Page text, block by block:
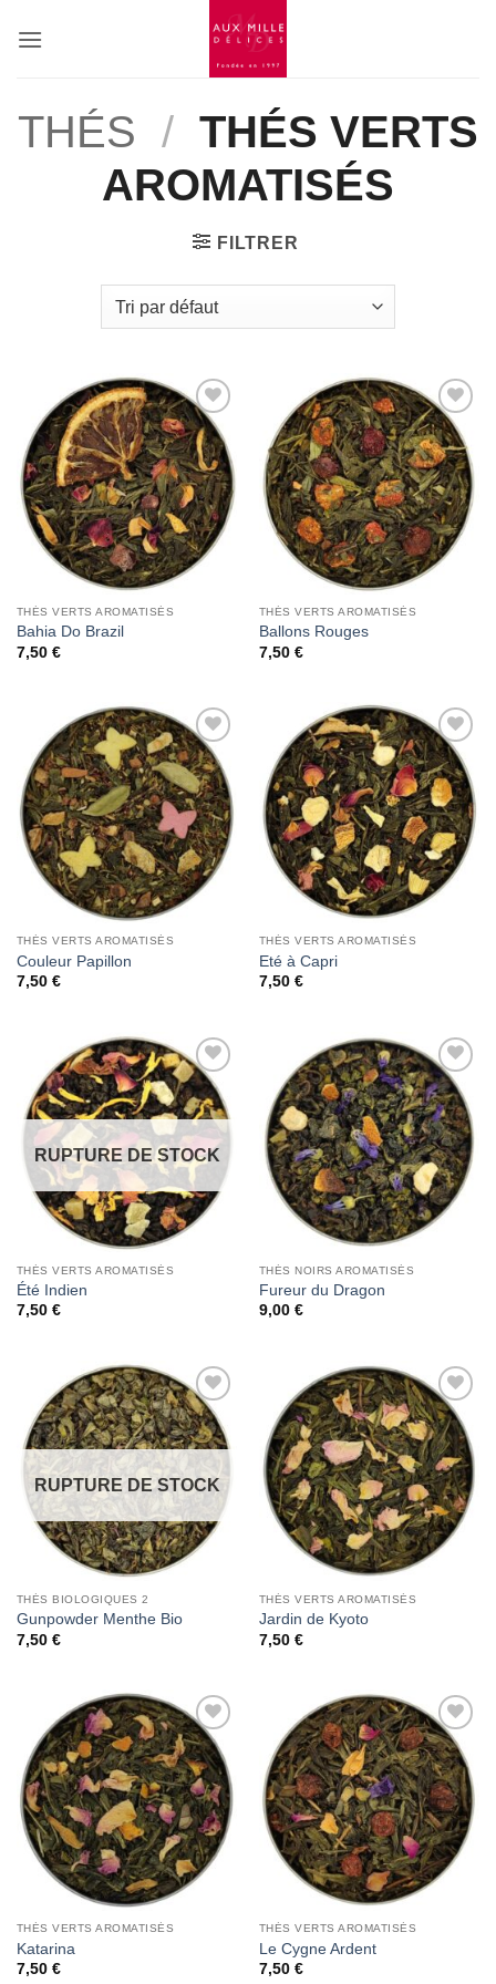
THÉS / THÉS VERTS
AROMATISÉS
FILTRER
Add to
Wishlist
THÉS VERTS AROMATISÉS
Bahia Do Brazil
7,50 €
Add to
Wishlist
THÉS VERTS AROMATISÉS
Ballons Rouges
7,50 €
Add to
Wishlist
THÉS VERTS AROMATISÉS
Couleur Papillon
7,50 €
Add to
Wishlist
THÉS VERTS AROMATISÉS
Eté à Capri
7,50 €
Add to
Wishlist
RUPTURE DE STOCK
THÉS VERTS AROMATISÉS
Été Indien
7,50 €
Add to
Wishlist
THÉS NOIRS AROMATISÉS
Fureur du Dragon
9,00 €
Add to
Wishlist
RUPTURE DE STOCK
THÉS BIOLOGIQUES 2
Gunpowder Menthe Bio
7,50 €
Add to
Wishlist
THÉS VERTS AROMATISÉS
Jardin de Kyoto
7,50 €
Add to
Wishlist
THÉS VERTS AROMATISÉS
Katarina
7,50 €
Add to
Wishlist
THÉS VERTS AROMATISÉS
Le Cygne Ardent
7,50 €